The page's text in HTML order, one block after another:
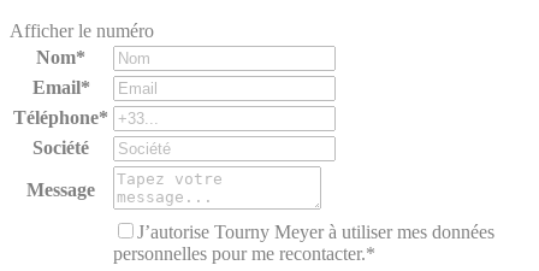
Afficher le numéro
Nom*
Email*
Téléphone*
Société
Message
J’autorise Tourny Meyer à utiliser mes données
personnelles pour me recontacter.*